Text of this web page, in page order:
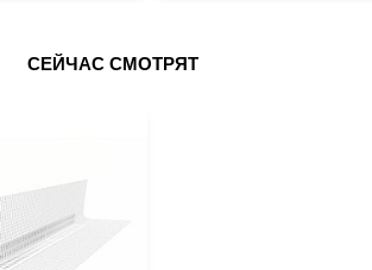
СЕЙЧАС СМОТРЯТ